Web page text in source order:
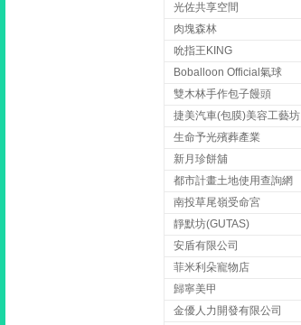
光佐共享空間
肉塊森林
吮指王KING
Boballoon Official氣球
雙木林手作包子饅頭
捷美汽車(包膜)美容工藝坊
生命予光殯葬產業
新月珍餅舖
都市計畫土地使用查詢網
南投草尾嶺受命宮
靜默坊(GUTAS)
安盾有限公司
菲米利朵寵物店
歸寧美甲
金優人力開發有限公司